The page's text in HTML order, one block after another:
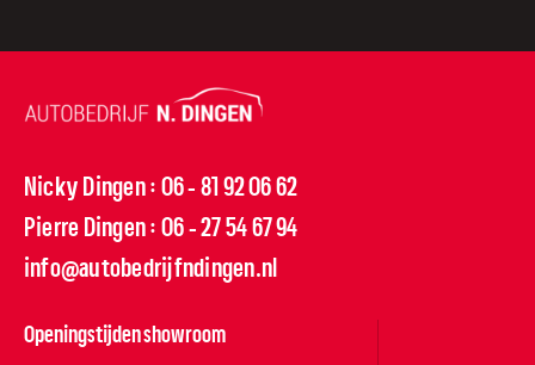
Nicky Dingen : 06 - 81 92 06 62
Pierre Dingen : 06 - 27 54 67 94
info@autobedrijfndingen.nl
Openingstijden showroom